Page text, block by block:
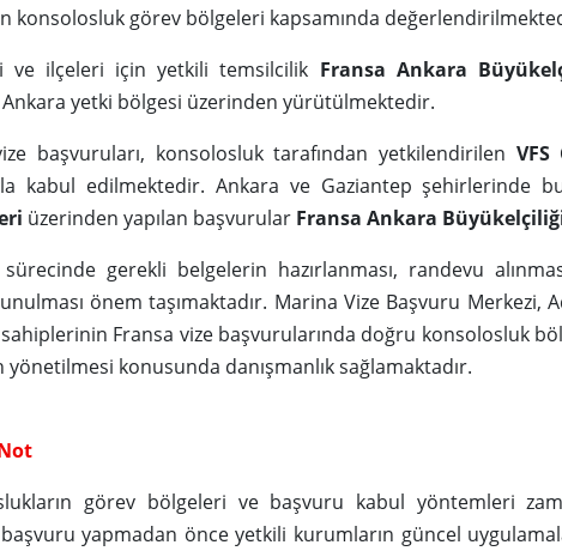
konsolosluk görev bölgeleri kapsamında
ve ilçeleri için yetkili temsilcilik Fransa Ankara
yetki bölgesi üzerinden yürütülmektedir.
başvuruları, konsolosluk tarafından yetkilendirilen
kabul edilmektedir. Ankara ve Gaziantep şehirlerinde
üzerinden yapılan başvurular Fransa Ankara
gerekli belgelerin hazırlanması, randevu
önem taşımaktadır. Marina Vize Başvuru Merkezi,
Fransa vize başvurularında doğru konsolosluk
konusunda danışmanlık sağlamaktadır.
görev bölgeleri ve başvuru kabul yöntemleri
yapmadan önce yetkili kurumların güncel